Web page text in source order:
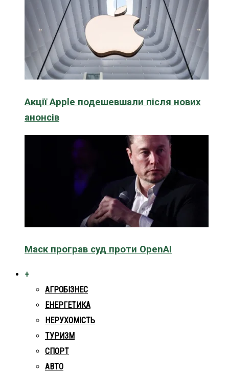
Акції Apple подешевшали після нових
анонсів
Маск програв суд проти OpenAI
+
АГРОБІЗНЕС
ЕНЕРГЕТИКА
НЕРУХОМІСТЬ
ТУРИЗМ
СПОРТ
АВТО